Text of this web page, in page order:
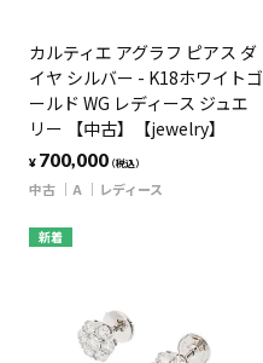
カルティエ アグラフ ピアス ダ
イヤ シルバー - K18ホワイトゴ
ールド WG レディース ジュエ
リー 【中古】【jewelry】
¥ 700,000（税込）
中古 A レディース
新着